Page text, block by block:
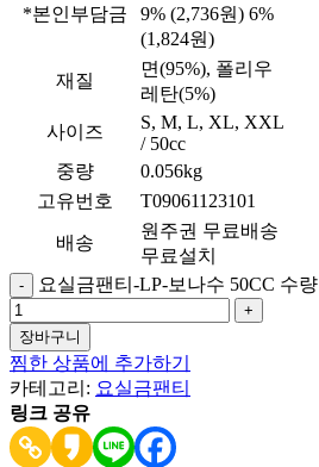
*본인부담금
9% (2,736원) 6%
(1,824원)
재질
면(95%), 폴리우
레탄(5%)
사이즈
S, M, L, XL, XXL
/ 50cc
중량
0.056kg
고유번호
T09061123101
배송
원주권 무료배송
무료설치
요실금팬티-LP-보나수 50CC 수량
장바구니
찜한 상품에 추가하기
카테고리: 요실금팬티
링크 공유